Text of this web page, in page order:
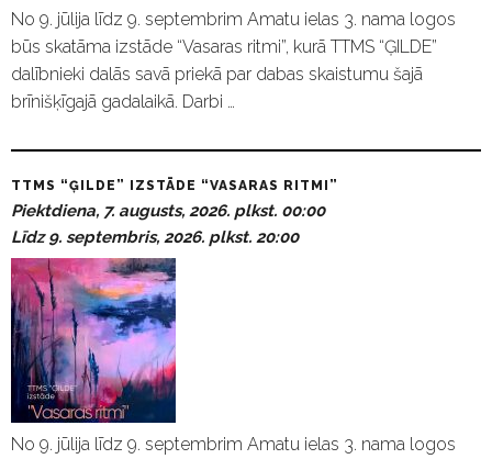
No 9. jūlija līdz 9. septembrim Amatu ielas 3. nama logos
būs skatāma izstāde “Vasaras ritmi”, kurā TTMS “ĢILDE”
dalībnieki dalās savā priekā par dabas skaistumu šajā
brīnišķīgajā gadalaikā. Darbi …
TTMS “ĢILDE” IZSTĀDE “VASARAS RITMI”
Piektdiena, 7. augusts, 2026. plkst. 00:00
Līdz 9. septembris, 2026. plkst. 20:00
No 9. jūlija līdz 9. septembrim Amatu ielas 3. nama logos